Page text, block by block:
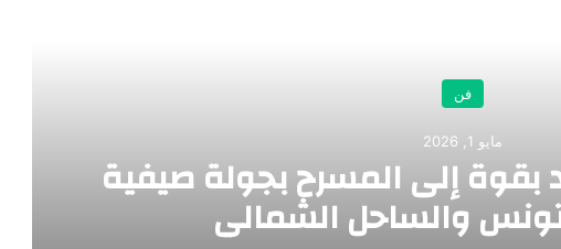
فن
مايو 1, 2026
إلى المسرح بجولة صيفية
والساحل الشمالي